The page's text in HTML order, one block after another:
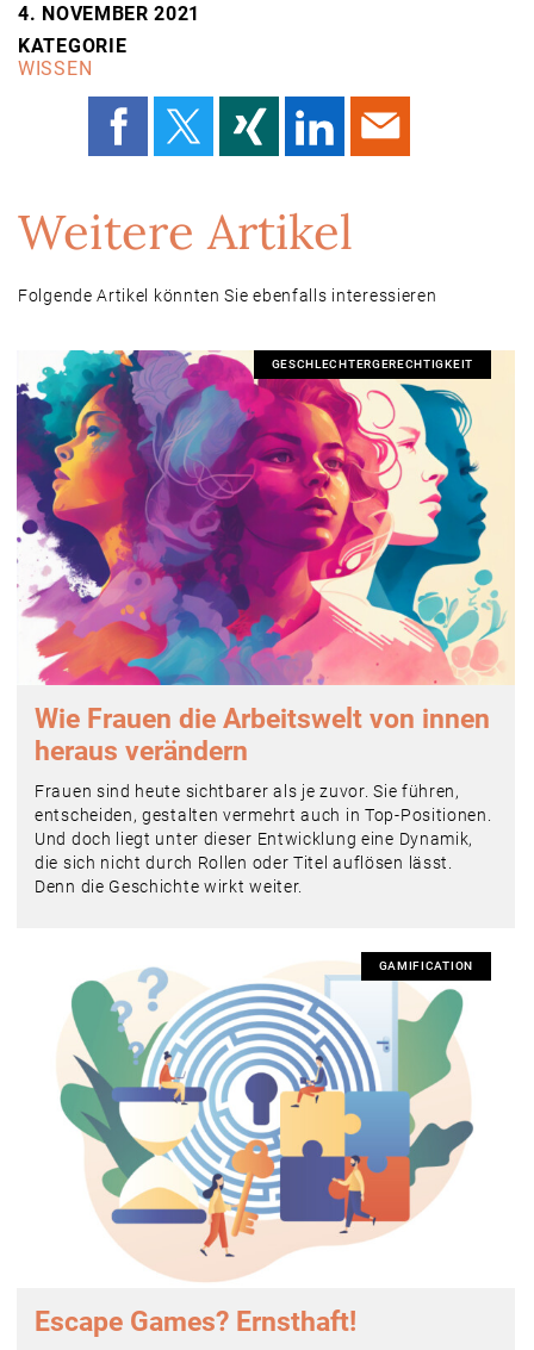
4. NOVEMBER 2021
KATEGORIE
WISSEN
Weitere Artikel
Folgende Artikel könnten Sie ebenfalls interessieren
GESCHLECHTERGERECHTIGKEIT
Wie Frauen die Arbeitswelt von innen
heraus verändern
Frauen sind heute sichtbarer als je zuvor. Sie führen,
entscheiden, gestalten vermehrt auch in Top-Positionen.
Und doch liegt unter dieser Entwicklung eine Dynamik,
die sich nicht durch Rollen oder Titel auflösen lässt.
Denn die Geschichte wirkt weiter.
GAMIFICATION
Escape Games? Ernsthaft!